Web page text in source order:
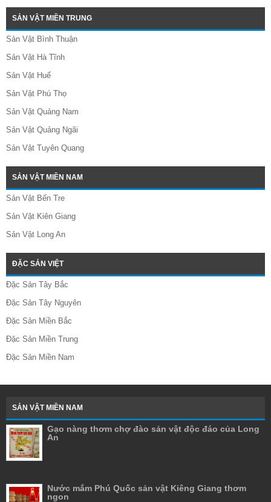
SẢN VẬT MIỀN TRUNG
Sản Vật Bình Thuận
Sản Vật Hà Tĩnh
Sản Vật Huế
Sản Vật Phú Thọ
Sản Vật Quảng Nam
Sản Vật Quảng Ngãi
Sản Vật Tuyên Quang
SẢN VẬT MIỀN NAM
Sản Vật Bến Tre
Sản Vật Kiên Giang
Sản Vật Long An
ĐẶC SẢN VIỆT
Đặc Sản Tây Bắc
Đặc Sản Tây Nguyên
Đặc Sản Miền Bắc
Đặc Sản Miền Trung
Đặc Sản Miền Nam
SẢN VẬT MIỀN NAM
Gạo nàng thơm chợ đào sản vật độc đáo của Long
An
Nước mắm Phú Quốc sản vật Kiêng Giang thơm
ngon